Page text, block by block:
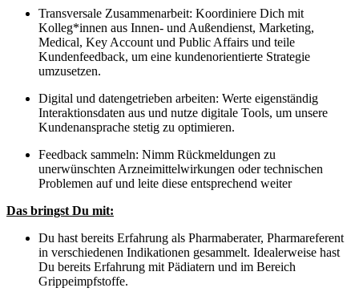
Transversale Zusammenarbeit: Koordiniere Dich mit
Kolleg*innen aus Innen- und Außendienst, Marketing,
Medical, Key Account und Public Affairs und teile
Kundenfeedback, um eine kundenorientierte Strategie
umzusetzen.
Digital und datengetrieben arbeiten: Werte eigenständig
Interaktionsdaten aus und nutze digitale Tools, um unsere
Kundenansprache stetig zu optimieren.
Feedback sammeln: Nimm Rückmeldungen zu
unerwünschten Arzneimittelwirkungen oder technischen
Problemen auf und leite diese entsprechend weiter
Das bringst Du mit:
Du hast bereits Erfahrung als Pharmaberater, Pharmareferent
in verschiedenen Indikationen gesammelt. Idealerweise hast
Du bereits Erfahrung mit Pädiatern und im Bereich
Grippeimpfstoffe.